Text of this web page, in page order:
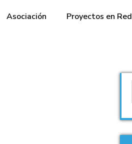
Asociación Proyectos en Red